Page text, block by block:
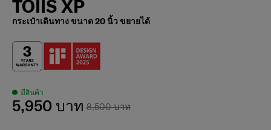
TOIIS XP
กระเป๋าเดินทาง ขนาด 20 นิ้ว ขยายได้
มีสินค้า
8,500 บาท
5,950 บาท